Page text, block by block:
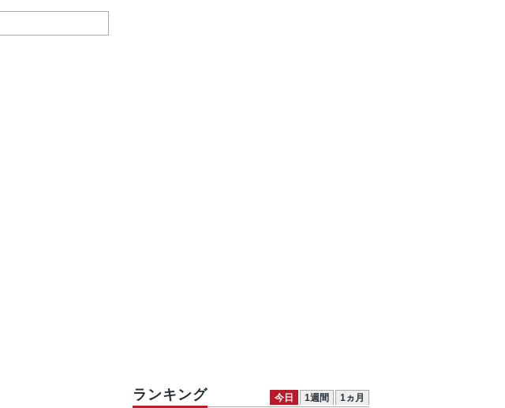
ランキング 今日 1週間 1ヵ月